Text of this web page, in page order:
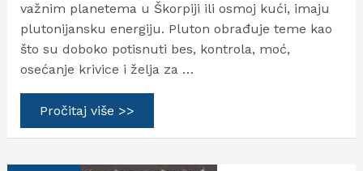
važnim planetema u Škorpiji ili osmoj kući, imaju
plutonijansku energiju. Pluton obrađuje teme kao
što su doboko potisnuti bes, kontrola, moć,
osećanje krivice i želja za …
Pluton
–
ludak
Pročitaj više >>